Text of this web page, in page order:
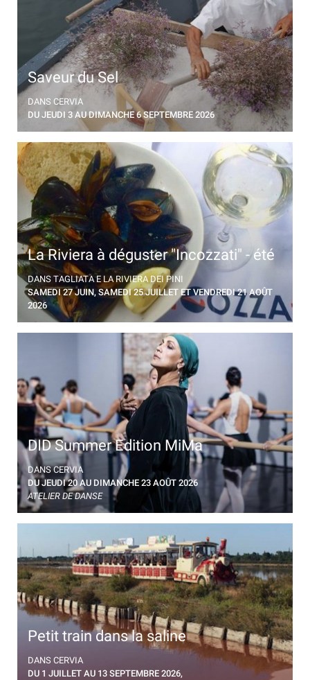
Saveur du Sel
29ème édition. Journées entièrement consacrées à
l'or blanc, avec l'ancienne tradition de remettre le sel,
transporté sur une "burchiella", des salines aux
DANS CERVIA
DU JEUDI 3 AU DIMANCHE 6 SEPTEMBRE 2026
La Riviera à déguster "Incozzati" - été
À Tagliata, sur la Riviera dei Pini, la moule de Cervia
devient le protagoniste
DANS TAGLIATA E LA RIVIERA DEI PINI
SAMEDI 27 JUIN, SAMEDI 25 JUILLET ET VENDREDI 21 AOÛT
2026
DID Summer Edition MiMa
À Cervia, quatre jours de stage de danse avec des
danseurs professionnels
DANS CERVIA
DU JEUDI 20 AU DIMANCHE 23 AOÛT 2026
ATELIER DE DANSE
Petit train dans la saline
Visite guidée en petit train à travers les marais
salants de Cervia.
DANS CERVIA
DU 1 JUILLET AU 13 SEPTEMBRE 2026,